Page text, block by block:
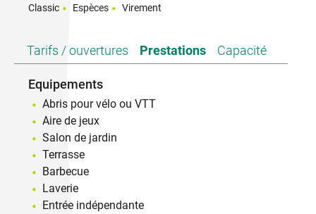
Classic
Espèces Virement
Tarifs / ouvertures Prestations Capacité
Equipements
Abris pour vélo ou VTT
Aire de jeux
Salon de jardin
Terrasse
Barbecue
Laverie
Entrée indépendante